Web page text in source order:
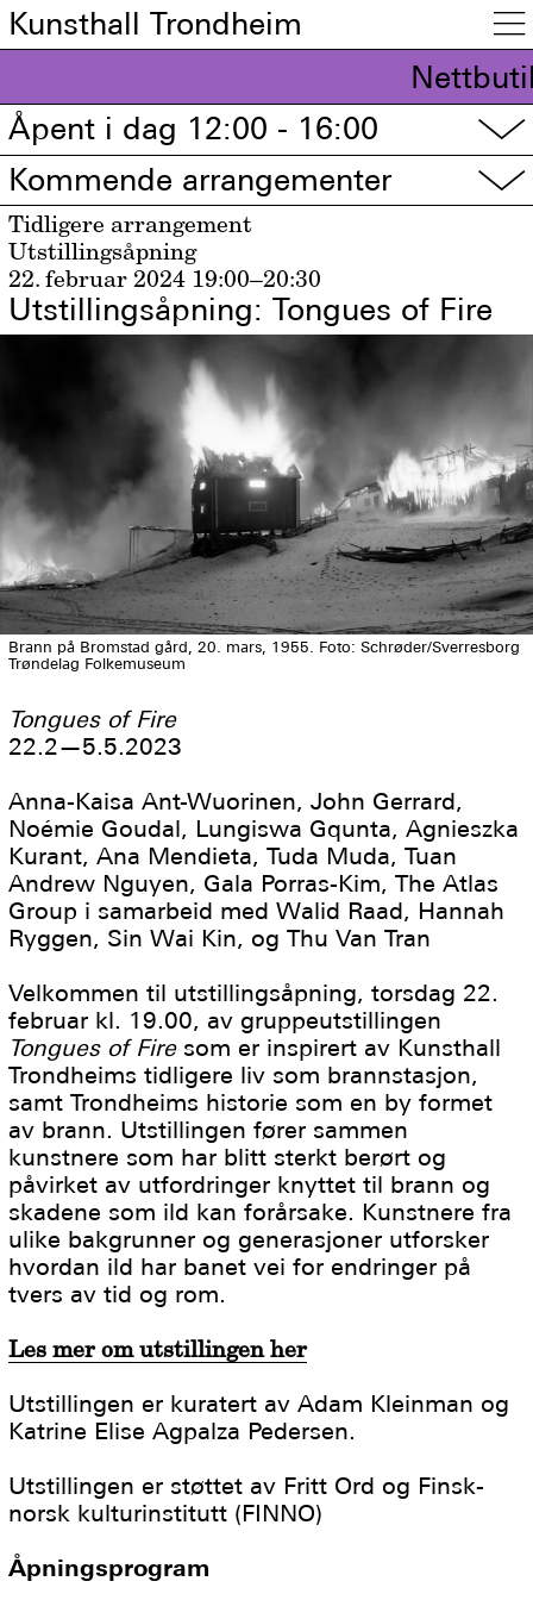
Kunsthall Trondheim 
Åpent i dag 12:00 - 16:00
▽
Kommende arrangementer ▽
Tidligere arrangement
Utstillingsåpning
22. februar 2024 19:00–20:30
Utstillingsåpning: Tongues of Fire
Brann på Bromstad gård, 20. mars, 1955. Foto: Schrøder/Sverresborg
Trøndelag Folkemuseum
Tongues of Fire
22.2—5.5.2023
Anna-Kaisa Ant-Wuorinen, John Gerrard,
Noémie Goudal, Lungiswa Gqunta, Agnieszka
Kurant, Ana Mendieta, Tuda Muda, Tuan
Andrew Nguyen, Gala Porras-Kim, The Atlas
Group i samarbeid med Walid Raad, Hannah
Ryggen, Sin Wai Kin, og Thu Van Tran
Velkommen til utstillingsåpning, torsdag 22.
februar kl. 19.00, av gruppeutstillingen
Tongues of Fire som er inspirert av Kunsthall
Trondheims tidligere liv som brannstasjon,
samt Trondheims historie som en by formet
av brann. Utstillingen fører sammen
kunstnere som har blitt sterkt berørt og
påvirket av utfordringer knyttet til brann og
skadene som ild kan forårsake. Kunstnere fra
ulike bakgrunner og generasjoner utforsker
hvordan ild har banet vei for endringer på
tvers av tid og rom.
Les mer om utstillingen her
Utstillingen er kuratert av Adam Kleinman og
Katrine Elise Agpalza Pedersen.
Utstillingen er støttet av Fritt Ord og Finsk-
norsk kulturinstitutt (FINNO)
Åpningsprogram